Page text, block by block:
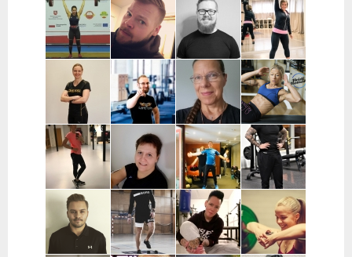
Kaisa
Poikajärvi |
Espoo
Essi Malíková
| Tampere
Mari Koponen |
Pääkaupunkiseutu
Lotta
Ahteneva |
Järvenpää ja
lähiseutu
Jutta Selin |
Pirkanmaa
Ville Suur-
Inkeroinen |
Varsinais-
Suomi
Antti
Kjellman |
Oulu
Jenni
Siponen |
Lohja
Noora Karme |
Espoo ja
Helsinki
Leppänen |
Pirkanmaa
Eeva Beckford
| Espoo ja
Leppävaara
Heidi Ilomäki
| Sastamala
Laura Raisio |
Kärkölä,
Hollola, Lahti,
Lammi
Teija Augustin
| Varsinais-
Suomi, Turku
Kari Timonen
| Lohja
Arttu Kurkela
| Pohjois-
Pohjanmaa